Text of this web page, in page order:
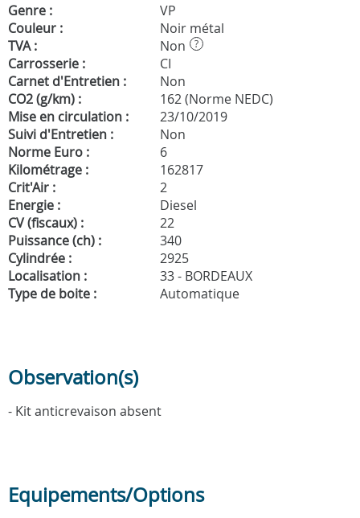
Genre :
VP
Couleur :
Noir métal
TVA :
Non ?
Carrosserie :
CI
Carnet d'Entretien :
Non
CO2 (g/km) :
162 (Norme NEDC)
Mise en circulation :
23/10/2019
Suivi d'Entretien :
Non
Norme Euro :
6
Kilométrage :
162817
Crit'Air :
2
Energie :
Diesel
CV (fiscaux) :
22
Puissance (ch) :
340
Cylindrée :
2925
Localisation :
33 - BORDEAUX
Type de boite :
Automatique
Observation(s)
- Kit anticrevaison absent
Equipements/Options